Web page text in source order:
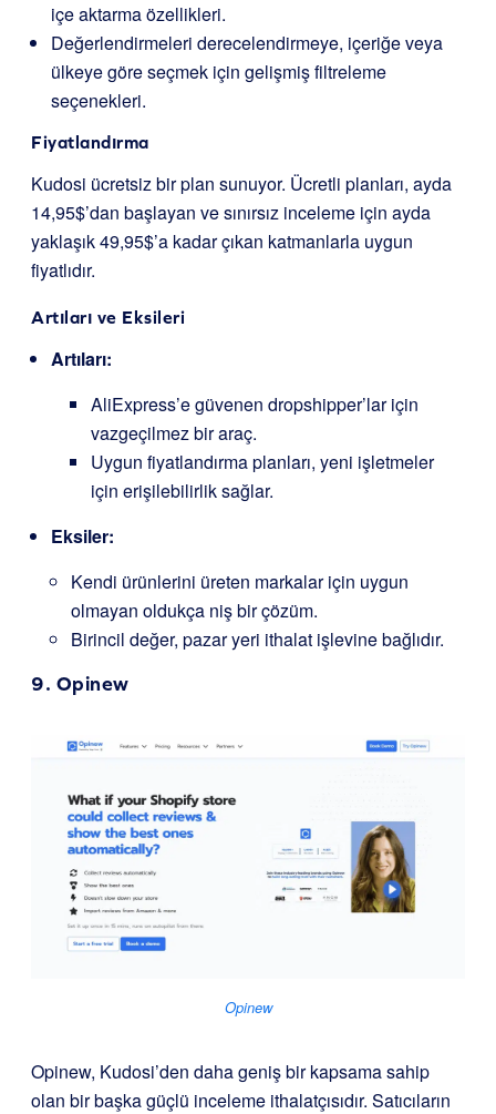
içe aktarma özellikleri.
Değerlendirmeleri derecelendirmeye, içeriğe veya
ülkeye göre seçmek için gelişmiş filtreleme
seçenekleri.
Fiyatlandırma
Kudosi ücretsiz bir plan sunuyor. Ücretli planları, ayda
14,95$’dan başlayan ve sınırsız inceleme için ayda
yaklaşık 49,95$’a kadar çıkan katmanlarla uygun
fiyatlıdır.
Artıları ve Eksileri
Artıları:
AliExpress’e güvenen dropshipper’lar için
vazgeçilmez bir araç.
Uygun fiyatlandırma planları, yeni işletmeler
için erişilebilirlik sağlar.
Eksiler:
Kendi ürünlerini üreten markalar için uygun
olmayan oldukça niş bir çözüm.
Birincil değer, pazar yeri ithalat işlevine bağlıdır.
9. Opinew
Opinew
Opinew, Kudosi’den daha geniş bir kapsama sahip
olan bir başka güçlü inceleme ithalatçısıdır. Satıcıların